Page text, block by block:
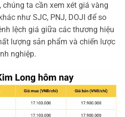
ta cần xem xét giá vàng
như SJC, PNJ, DOJI để so
lệch giá giữa các thương hiệu
lượng sản phẩm và chiến lược
nghiệp.